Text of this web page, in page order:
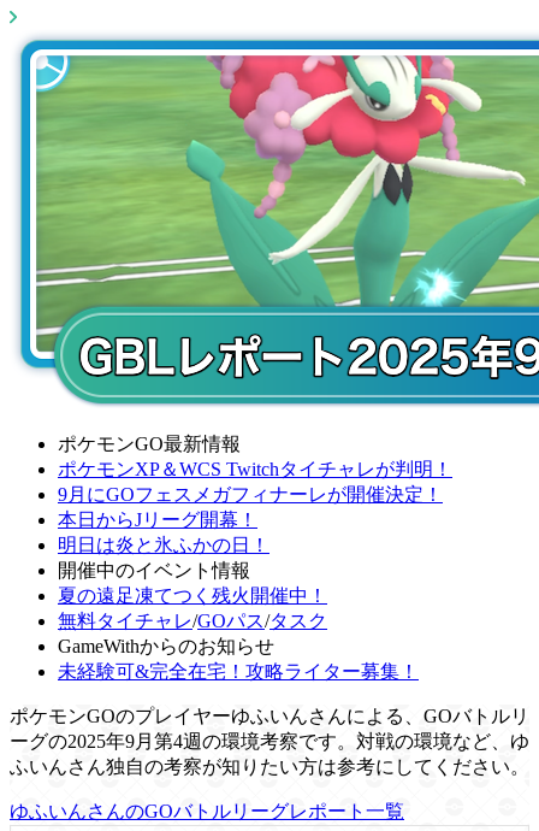
ポケモンGO最新情報
ポケモンXP＆WCS Twitchタイチャレが判明！
9月にGOフェスメガフィナーレが開催決定！
本日からJリーグ開幕！
明日は炎と氷ふかの日！
開催中のイベント情報
夏の遠足凍てつく残火開催中！
無料タイチャレ/GOパス/タスク
GameWithからのお知らせ
未経験可&完全在宅！攻略ライター募集！
ポケモンGOのプレイヤーゆふいんさんによる、GOバトルリ
ーグの2025年9月第4週の環境考察です。対戦の環境など、ゆ
ふいんさん独自の考察が知りたい方は参考にしてください。
ゆふいんさんのGOバトルリーグレポート一覧